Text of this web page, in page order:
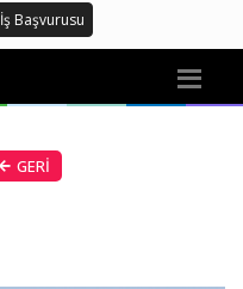
İş Başvurusu
GERI